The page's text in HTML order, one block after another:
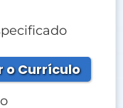
o Currículo